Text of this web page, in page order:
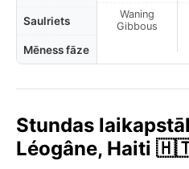
Saulriets
Mēness fāze
Waning
Gibbous
Stundas
Léogâne, Haiti